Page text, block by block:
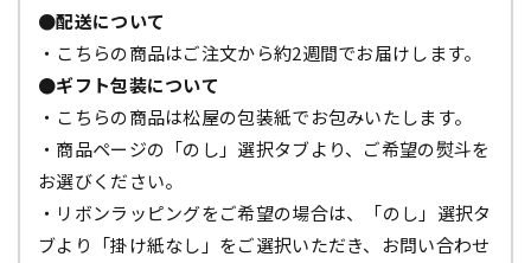
●配送について
・こちらの商品はご注文から約2週間でお届けします。
●ギフト包装について
・こちらの商品は松屋の包装紙でお包みいたします。
・商品ページの「のし」選択タブより、ご希望の熨斗を
お選びください。
・リボンラッピングをご希望の場合は、「のし」選択タ
ブより「掛け紙なし」をご選択いただき、お問い合わせ